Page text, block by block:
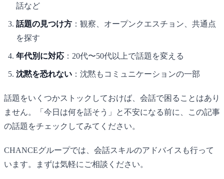
話など
話題の見つけ方 ：観察、オープンクエスチョン、共通点
を探す
年代別に対応 ：20代〜50代以上で話題を変える
沈黙を恐れない ：沈黙もコミュニケーションの一部
話題をいくつかストックしておけば、会話で困ることはあり
ません。「今日は何を話そう」と不安になる前に、この記事
の話題をチェックしてみてください。
CHANCEグループでは、会話スキルのアドバイスも行って
います。まずは気軽にご相談ください。